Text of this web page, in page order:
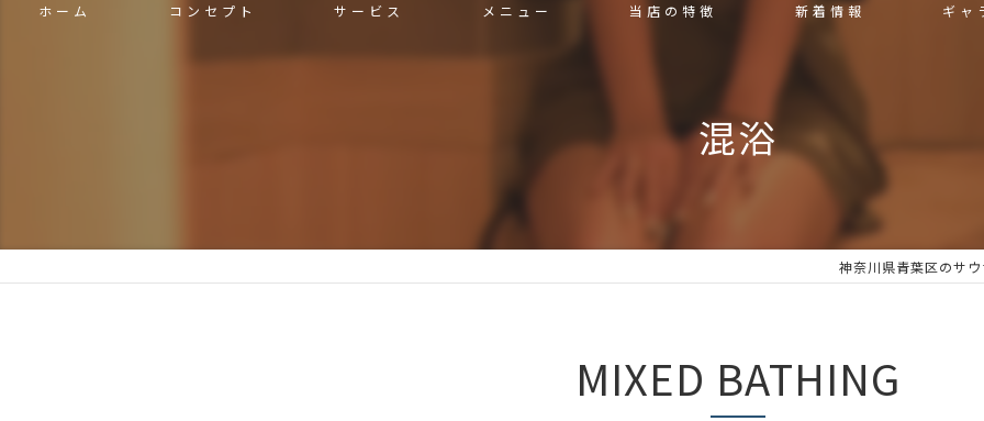
ホーム コンセプト サービス メニュー 当店の特徴 新着情報 ギャ
混浴
神奈川県青葉区のサ
MIXED BATHING